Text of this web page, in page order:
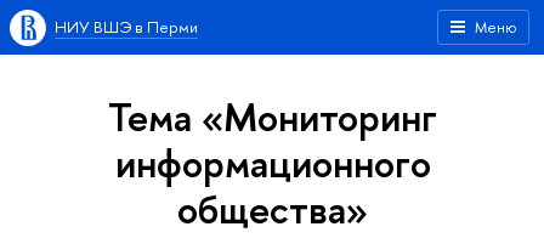
Меню
НИУ ВШЭ в Перми
Тема «Мониторинг
информационного
общества»